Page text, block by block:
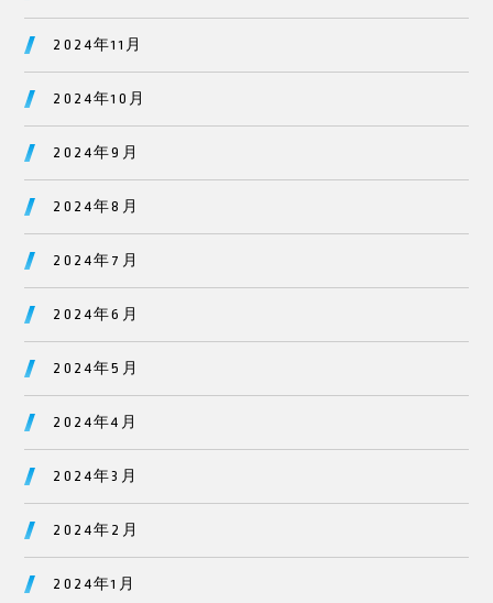
2024年11月
2024年10月
2024年9月
2024年8月
2024年7月
2024年6月
2024年5月
2024年4月
2024年3月
2024年2月
2024年1月